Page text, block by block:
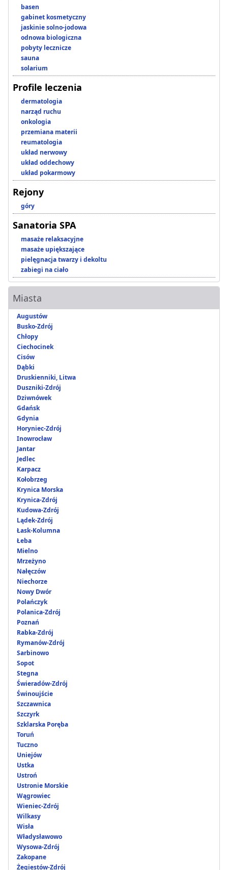
basen
gabinet kosmetyczny
jaskinie solno-jodowa
odnowa biologiczna
pobyty lecznicze
sauna
solarium
Profile leczenia
dermatologia
narząd ruchu
onkologia
przemiana materii
reumatologia
układ nerwowy
układ oddechowy
układ pokarmowy
Rejony
góry
Sanatoria SPA
masaże relaksacyjne
masaże upiększające
pielęgnacja twarzy i dekoltu
zabiegi na ciało
Miasta
Augustów
Busko-Zdrój
Chłopy
Ciechocinek
Cisów
Dąbki
Druskienniki, Litwa
Duszniki-Zdrój
Dziwnówek
Gdańsk
Gdynia
Horyniec-Zdrój
Inowrocław
Jantar
Jedlec
Karpacz
Kołobrzeg
Krynica Morska
Krynica-Zdrój
Kudowa-Zdrój
Lądek-Zdrój
Łask-Kolumna
Łeba
Mielno
Mrzeżyno
Nałęczów
Niechorze
Nowy Dwór
Polańczyk
Polanica-Zdrój
Poznań
Rabka-Zdrój
Rymanów-Zdrój
Sarbinowo
Sopot
Stegna
Świeradów-Zdrój
Świnoujście
Szczawnica
Szczyrk
Szklarska Poręba
Toruń
Tuczno
Uniejów
Ustka
Ustroń
Ustronie Morskie
Wągrowiec
Wieniec-Zdrój
Wilkasy
Wisła
Władysławowo
Wysowa-Zdrój
Zakopane
Żegiestów-Zdrój